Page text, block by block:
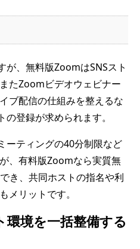
、無料版ZoomはSNSスト
たZoomビデオウェビナー
ブ配信の仕組みを整えるな
登録が求められます。
ーティングの40分制限など
、有料版Zoomなら実質無
き、共同ホストの指名や利
メリットです。
境を一括整備する